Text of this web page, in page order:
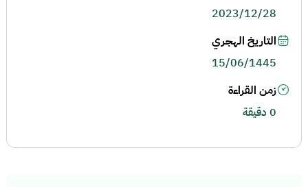
2023/12/28
التاريخ الهجري
15/06/1445
زمن القراءة
0 دقيقة